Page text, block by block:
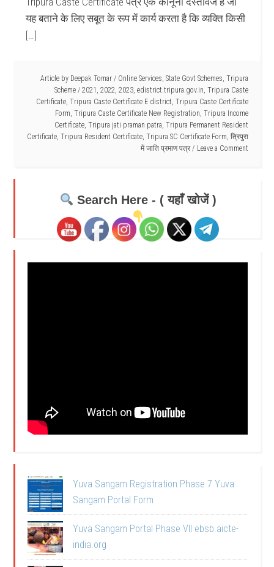
यह बताने के लिए सबूत के रूप में कार्य करता है कि व्यक्ति किसी
[…]
Article by Deepak Tomar / Online Services, State Govt Schemes, Tripura
Scheme / 2021 , 2022, 2023, edistrict.tripura.gov.in, Tripura Caste
Certificate, Tripura Caste Certificate E district, Tripura Caste Certificate
Form, Tripura Caste Certificate New Registration, Tripura Income
Certificate, Tripura jati praman patra, Tripura Permanent Resident
Certificate, Tripura Resident Certificate, Tripura SC Certificate Form, त्रिपुरा
में जाति प्रमाण पत्र
Leave a Comment
Search Here - ( यहाँ खोजें )
Yuva Sangam Registration Phase 7 Yuva
Sangam Portal Form
Yuva Sangam Portal Phase VII ebsb.aicte-
india.org